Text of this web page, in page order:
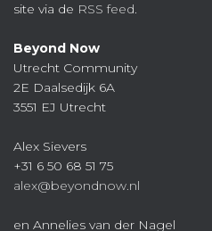
site via de RSS feed.
Beyond Now
Utrecht Community
2E Daalsedijk 6A
3551 EJ Utrecht
Alex Sievers
+31 6 50 68 51 75
alex@beyondnow.nl
en Annelies van der Nagel